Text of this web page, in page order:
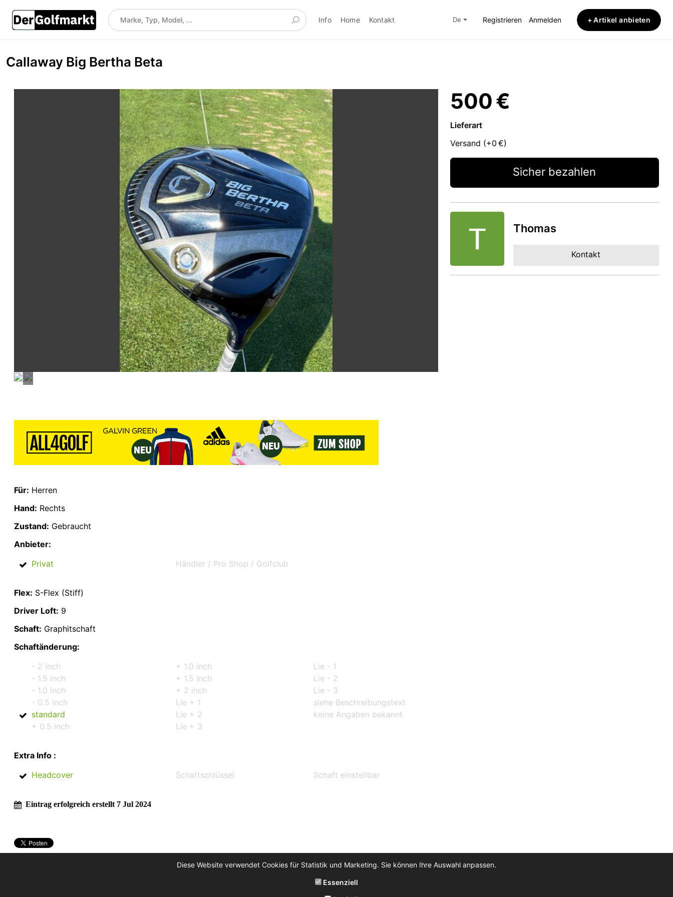
Info Home Kontakt de Registrieren Anmelden + Artikel anbieten
Callaway Big Bertha Beta
Für: Herren
Hand: Rechts
Zustand: Gebraucht
Anbieter:
Privat
Händler / Pro Shop / Golfclub
Flex: S-Flex (Stiff)
Driver Loft: 9
Schaft: Graphitschaft
Schaftänderung:
- 2 inch
- 1.5 inch
- 1.0 inch
- 0.5 inch
standard
+ 0.5 inch
+ 1.0 inch
+ 1.5 inch
+ 2 inch
Lie + 1
Lie + 2
Lie + 3
Lie - 1
Lie - 2
Lie - 3
siehe Beschreibungstext
keine Angaben bekannt
Extra Info :
Headcover
Schaftschlüssel Schaft einstellbar
Eintrag erfolgreich erstellt 7 Jul 2024
500 €
Lieferart
Versand (+0 €)
Sicher bezahlen
Thomas
Kontakt
Diese Website verwendet Cookies für Statistik und Marketing. Sie können Ihre Auswahl anpassen.
Essenziell